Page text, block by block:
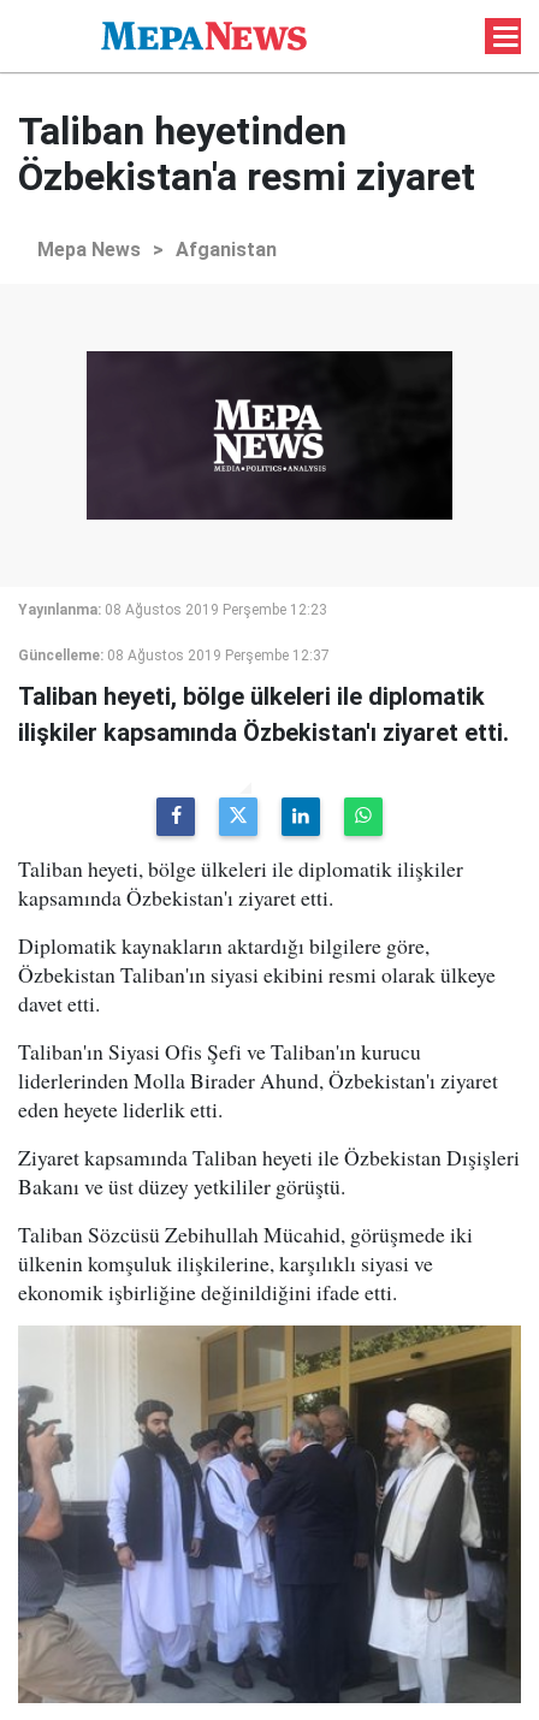
Taliban heyetinden
Özbekistan'a resmi ziyaret
Mepa News > Afganistan
Yayınlanma: 08 Ağustos 2019 Perşembe 12:23
Güncelleme: 08 Ağustos 2019 Perşembe 12:37
Taliban heyeti, bölge ülkeleri ile diplomatik
ilişkiler kapsamında Özbekistan'ı ziyaret etti.
Taliban heyeti, bölge ülkeleri ile diplomatik ilişkiler
kapsamında Özbekistan'ı ziyaret etti.
Diplomatik kaynakların aktardığı bilgilere göre,
Özbekistan Taliban'ın siyasi ekibini resmi olarak ülkeye
davet etti.
Taliban'ın Siyasi Ofis Şefi ve Taliban'ın kurucu
liderlerinden Molla Birader Ahund, Özbekistan'ı ziyaret
eden heyete liderlik etti.
Ziyaret kapsamında Taliban heyeti ile Özbekistan Dışişleri
Bakanı ve üst düzey yetkililer görüştü.
Taliban Sözcüsü Zebihullah Mücahid, görüşmede iki
ülkenin komşuluk ilişkilerine, karşılıklı siyasi ve
ekonomik işbirliğine değinildiğini ifade etti.